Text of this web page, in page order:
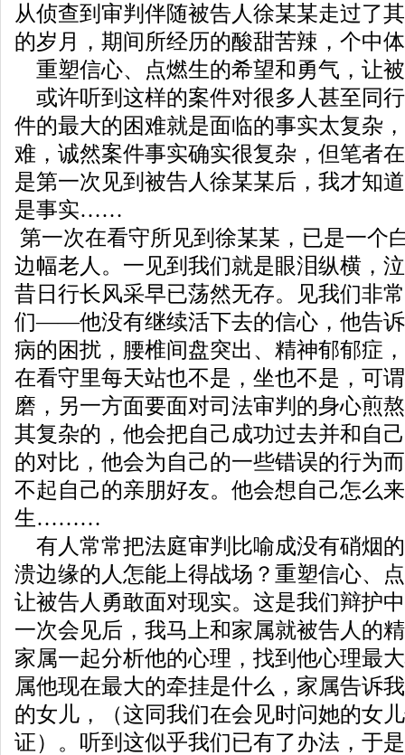
从侦查到审判伴随被告人徐某某走过了
的岁月，期间所经历的酸甜苦辣，个中
重塑信心、点燃生的希望和勇气，让
或许听到这样的案件对很多人甚至同
件的最大的困难就是面临的事实太复杂
难，诚然案件事实确实很复杂，但笔者
是第一次见到被告人徐某某后，我才知
是事实……
第一次在看守所见到徐某某，已是一个
边幅老人。一见到我们就是眼泪纵横，
昔日行长风采早已荡然无存。见我们非
们——他没有继续活下去的信心，他告
病的困扰，腰椎间盘突出、精神郁郁症
在看守里每天站也不是，坐也不是，可
磨，另一方面要面对司法审判的身心煎
其复杂的，他会把自己成功过去并和自
的对比，他会为自己的一些错误的行为
不起自己的亲朋好友。他会想自己怎么
生………
有人常常把法庭审判比喻成没有硝烟
溃边缘的人怎能上得战场？重塑信心、
让被告人勇敢面对现实。这是我们辩护
一次会见后，我马上和家属就被告人的
家属一起分析他的心理，找到他心理最
属他现在最大的牵挂是什么，家属告诉
的女儿，（这同我们在会见时问她的女
证）。听到这似乎我们已有了办法，于